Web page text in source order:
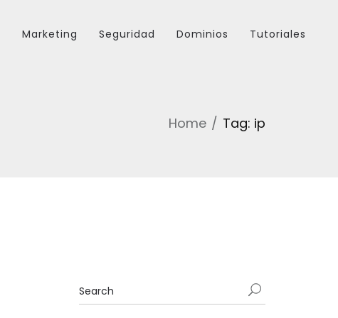
Marketing Seguridad Dominios Tutoriales
Home Tag: ip